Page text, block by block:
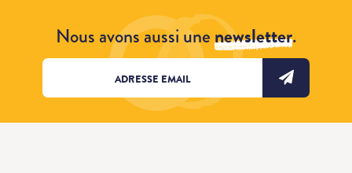
Nous avons aussi unenewsletter.